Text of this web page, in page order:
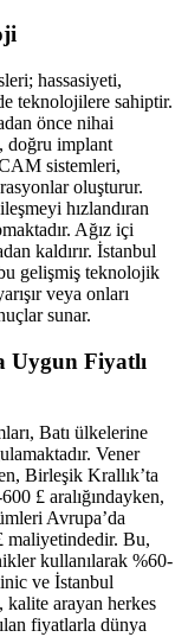
hassasiyeti,
teknolojilere sahiptir.
önce nihai
doğru implant
sistemleri,
oluşturur.
hızlandıran
Ağız içi
kaldırır. İstanbul
gelişmiş teknolojik
veya onları
sunar.
Uygun Fiyatlı
Batı ülkelerine
Vener
Birleşik Krallık’ta
£ aralığındayken,
Avrupa’da
maliyetindedir. Bu,
kullanılarak %60-
ve İstanbul
arayan herkes
fiyatlarla dünya